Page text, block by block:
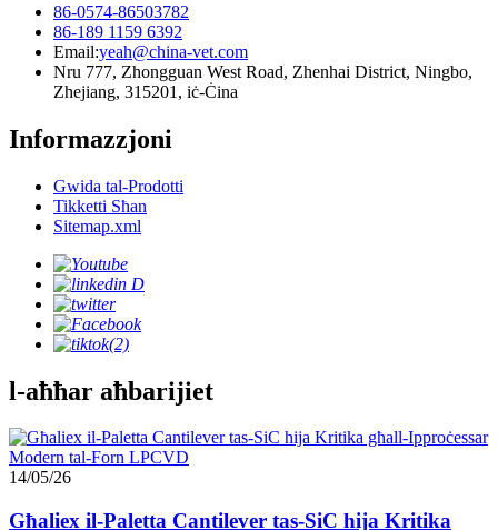
86-0574-86503782
86-189 1159 6392
Email:yeah@china-vet.com
Nru 777, Zhongguan West Road, Zhenhai District, Ningbo,
Zhejiang, 315201, iċ-Ċina
Informazzjoni
Gwida tal-Prodotti
Tikketti Sħan
Sitemap.xml
l-aħħar aħbarijiet
14/05/26
Għaliex il-Paletta Cantilever tas-SiC hija Kritika